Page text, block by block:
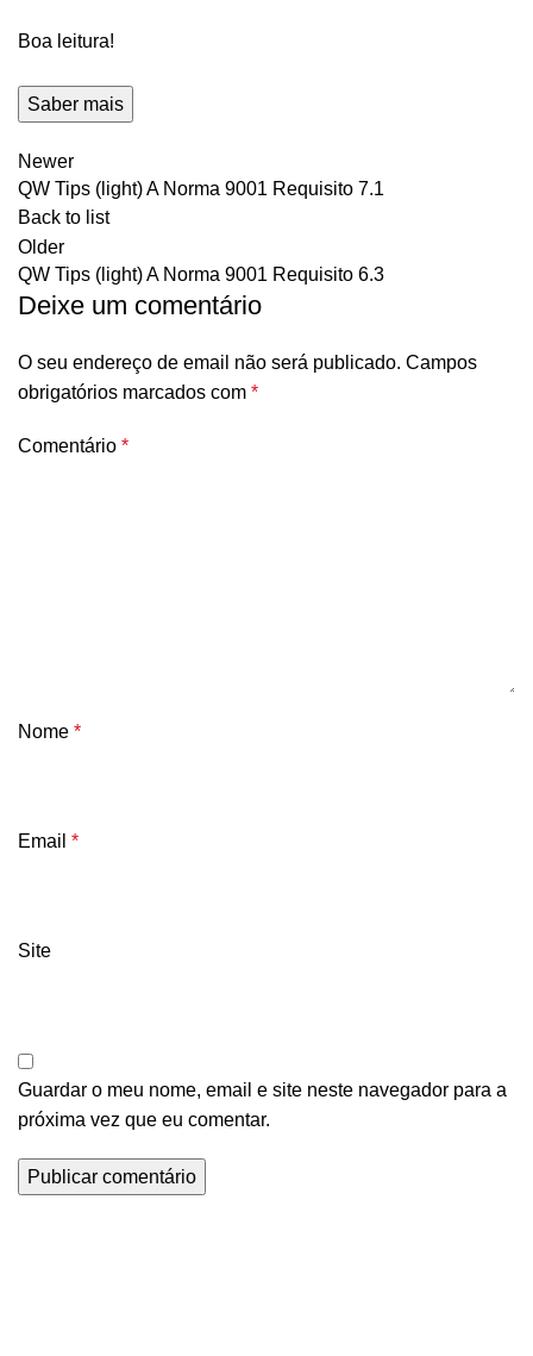
Boa leitura!
Saber mais
Newer
QW Tips (light) A Norma 9001 Requisito 7.1
Back to list
Older
QW Tips (light) A Norma 9001 Requisito 6.3
Deixe um comentário
O seu endereço de email não será publicado. Campos
obrigatórios marcados com *
Comentário *
Nome *
Email *
Site
Guardar o meu nome, email e site neste navegador para a
próxima vez que eu comentar.